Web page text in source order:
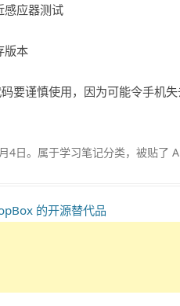
应器测试
本
要谨慎使用，因为可能令手机
4日。属于学习笔记分类，被贴了
的开源替代品